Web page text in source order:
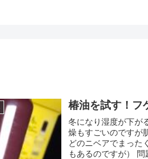
椿油を試す！フ
冬になり湿度が下が
燥もすごいのですが
どのニベアでまった
もあるのですが） 問